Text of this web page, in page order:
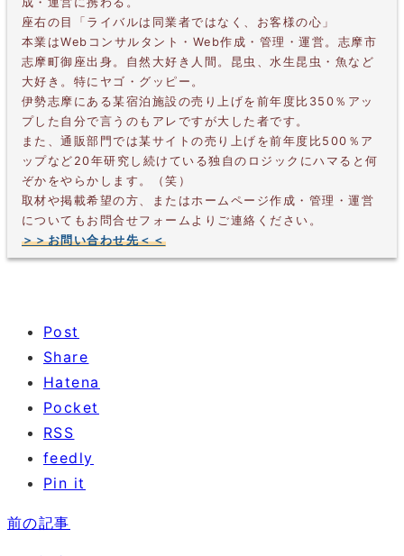
座右の目「ライバルは同業者ではなく、お客様の心」
本業はWebコンサルタント・Web作成・管理・運営。志摩市
志摩町御座出身。自然大好き人間。昆虫、水生昆虫・魚など
大好き。特にヤゴ・グッピー。
伊勢志摩にある某宿泊施設の売り上げを前年度比350％アッ
プした自分で言うのもアレですが大した者です。
また、通販部門では某サイトの売り上げを前年度比500％ア
ップなど20年研究し続けている独自のロジックにハマると何
ぞかをやらかします。（笑）
取材や掲載希望の方、またはホームページ作成・管理・運営
についてもお問合せフォームよりご連絡ください。
＞＞お問い合わせ先＜＜
Post
Share
Hatena
Pocket
RSS
feedly
Pin it
前の記事